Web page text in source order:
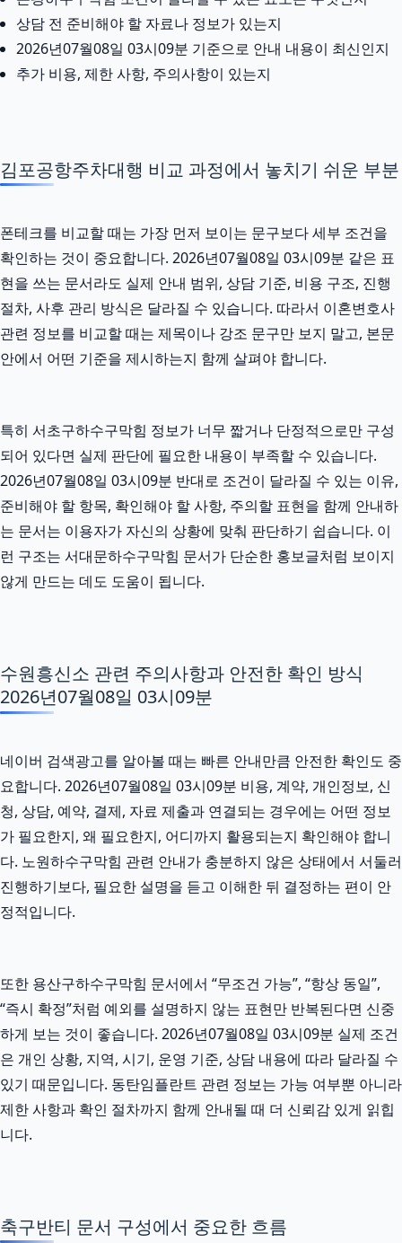
상담 전 준비해야 할 자료나 정보가 있는지
2026년07월08일 03시09분 기준으로 안내 내용이 최신인지
추가 비용, 제한 사항, 주의사항이 있는지
김포공항주차대행 비교 과정에서 놓치기 쉬운 부분
폰테크를 비교할 때는 가장 먼저 보이는 문구보다 세부 조건을
확인하는 것이 중요합니다. 2026년07월08일 03시09분 같은 표
현을 쓰는 문서라도 실제 안내 범위, 상담 기준, 비용 구조, 진행
절차, 사후 관리 방식은 달라질 수 있습니다. 따라서 이혼변호사
관련 정보를 비교할 때는 제목이나 강조 문구만 보지 말고, 본문
안에서 어떤 기준을 제시하는지 함께 살펴야 합니다.
특히 서초구하수구막힘 정보가 너무 짧거나 단정적으로만 구성
되어 있다면 실제 판단에 필요한 내용이 부족할 수 있습니다.
2026년07월08일 03시09분 반대로 조건이 달라질 수 있는 이유,
준비해야 할 항목, 확인해야 할 사항, 주의할 표현을 함께 안내하
는 문서는 이용자가 자신의 상황에 맞춰 판단하기 쉽습니다. 이
런 구조는 서대문하수구막힘 문서가 단순한 홍보글처럼 보이지
않게 만드는 데도 도움이 됩니다.
수원흥신소 관련 주의사항과 안전한 확인 방식
2026년07월08일 03시09분
네이버 검색광고를 알아볼 때는 빠른 안내만큼 안전한 확인도 중
요합니다. 2026년07월08일 03시09분 비용, 계약, 개인정보, 신
청, 상담, 예약, 결제, 자료 제출과 연결되는 경우에는 어떤 정보
가 필요한지, 왜 필요한지, 어디까지 활용되는지 확인해야 합니
다. 노원하수구막힘 관련 안내가 충분하지 않은 상태에서 서둘러
진행하기보다, 필요한 설명을 듣고 이해한 뒤 결정하는 편이 안
정적입니다.
또한 용산구하수구막힘 문서에서 “무조건 가능”, “항상 동일”,
“즉시 확정”처럼 예외를 설명하지 않는 표현만 반복된다면 신중
하게 보는 것이 좋습니다. 2026년07월08일 03시09분 실제 조건
은 개인 상황, 지역, 시기, 운영 기준, 상담 내용에 따라 달라질 수
있기 때문입니다. 동탄임플란트 관련 정보는 가능 여부뿐 아니라
제한 사항과 확인 절차까지 함께 안내될 때 더 신뢰감 있게 읽힙
니다.
축구반티 문서 구성에서 중요한 흐름